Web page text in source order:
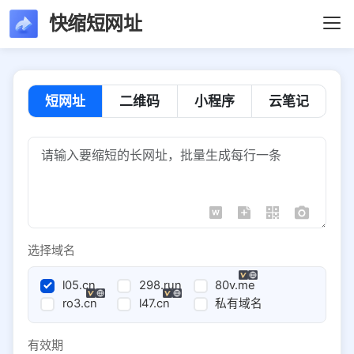
快缩短网址
短网址 二维码 小程序 云笔记
选择域名
l05.cn 298.run
80v.me
ro3.cn
l47.cn 私有域名
有效期